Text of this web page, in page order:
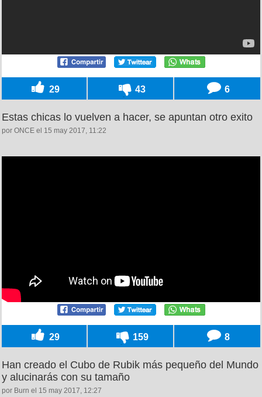
29 43 6
Estas chicas lo vuelven a hacer, se apuntan otro exito
por ONCE el 15 may 2017, 11:22
29 159 8
Han creado el Cubo de Rubik más pequeño del Mundo
y alucinarás con su tamaño
por Burn el 15 may 2017, 12:27